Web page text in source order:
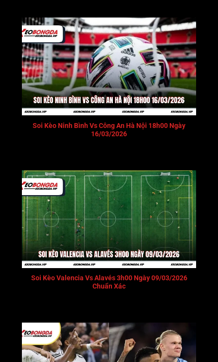
Soi Kèo Ninh Bình Vs Công An Hà Nội 18h00 Ngày
16/03/2026
Soi Kèo Valencia Vs Alavés 3h00 Ngày 09/03/2026
Chuẩn Xác